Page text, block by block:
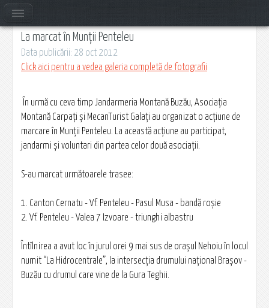
La marcat în Munții Penteleu
Data publicării: 28 oct 2012
Click aici pentru a vedea galeria completă de fotografii
În urmă cu ceva timp Jandarmeria Montană Buzău, Asociația
Montană Carpați și MecanTurist Galați au organizat o acțiune de
marcare în Munții Penteleu. La această acțiune au participat,
jandarmi și voluntari din partea celor două asociații.
S-au marcat următoarele trasee:
1. Canton Cernatu - Vf. Penteleu - Pasul Musa - bandă roșie
2. Vf. Penteleu - Valea 7 Izvoare - triunghi albastru
Întîlnirea a avut loc în jurul orei 9 mai sus de orașul Nehoiu în locul
numit “La Hidrocentrale”, la intersecția drumului național Brașov -
Buzău cu drumul care vine de la Gura Teghii.